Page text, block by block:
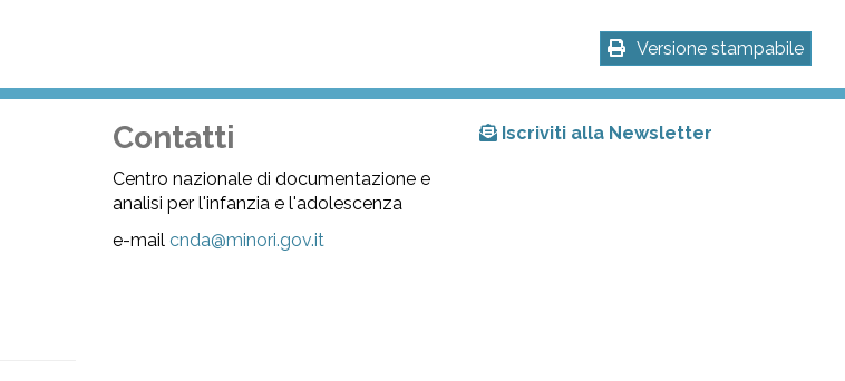
Versione stampabile
Contatti
Centro nazionale di documentazione e
analisi per l'infanzia e l'adolescenza
e-mailcnda@minori.gov.it
Iscriviti alla Newsletter